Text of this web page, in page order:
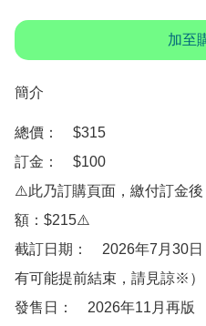
加至
簡介
總價：　$315
訂金：　$100
⚠️此乃訂購頁面，繳付訂金
額：$215⚠️
截訂日期：　2026年7月30
有可能提前結束，請見諒※）
發售日：　2026年11月再版